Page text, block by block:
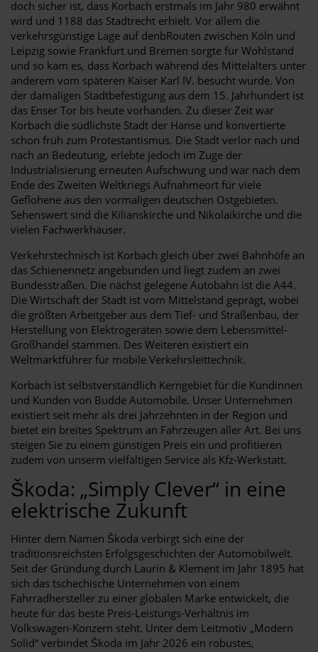
doch sicher ist, dass Korbach erstmals im Jahr 980 erwähnt
wird und 1188 das Stadtrecht erhielt. Vor allem die
verkehrsgünstige Lage auf denbRouten zwischen Köln und
Leipzig sowie Frankfurt und Bremen sorgte für Wohlstand
und so kam es, dass Korbach während des Mittelalters unter
anderem vom späteren Kaiser Karl IV. besucht wurde. Von
der damaligen Stadtbefestigung aus dem 15. Jahrhundert ist
das Enser Tor bis heute vorhanden. Zu dieser Zeit war
Korbach die südlichste Stadt der Hanse und konvertierte
schon früh zum Protestantismus. Die Stadt verlor nach und
nach an Bedeutung, erlebte jedoch im Zuge der
Industrialisierung erneuten Aufschwung und war nach dem
Ende des Zweiten Weltkriegs Aufnahmeort für viele
Geflohene aus den vormaligen deutschen Ostgebieten.
Sehenswert sind die Kilianskirche und Nikolaikirche und die
vielen Fachwerkhäuser.
Verkehrstechnisch ist Korbach gleich über zwei Bahnhöfe an
das Schienennetz angebunden und liegt zudem an zwei
Bundesstraßen. Die nächst gelegene Autobahn ist die A44.
Die Wirtschaft der Stadt ist vom Mittelstand geprägt, wobei
die größten Arbeitgeber aus dem Tief- und Straßenbau, der
Herstellung von Elektrogeräten sowie dem Lebensmittel-
Großhandel stammen. Des Weiteren existiert ein
Weltmarktführer für mobile Verkehrsleittechnik.
Korbach ist selbstverständlich Kerngebiet für die Kundinnen
und Kunden von Budde Automobile. Unser Unternehmen
existiert seit mehr als drei Jahrzehnten in der Region und
bietet ein breites Spektrum an Fahrzeugen aller Art. Bei uns
steigen Sie zu einem günstigen Preis ein und profitieren
zudem von unserm vielfältigen Service als Kfz-Werkstatt.
Škoda: „Simply Clever“ in eine
elektrische Zukunft
Hinter dem Namen Škoda verbirgt sich eine der
traditionsreichsten Erfolgsgeschichten der Automobilwelt.
Seit der Gründung durch Laurin & Klement im Jahr 1895 hat
sich das tschechische Unternehmen von einem
Fahrradhersteller zu einer globalen Marke entwickelt, die
heute für das beste Preis-Leistungs-Verhältnis im
Volkswagen-Konzern steht. Unter dem Leitmotiv „Modern
Solid“ verbindet Škoda im Jahr 2026 ein robustes,